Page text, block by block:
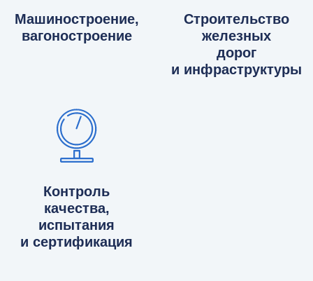
Машиностроение,
вагоностроение
Строительство
железных
дорог
и инфраструктуры
Контроль
качества,
испытания
и сертификация